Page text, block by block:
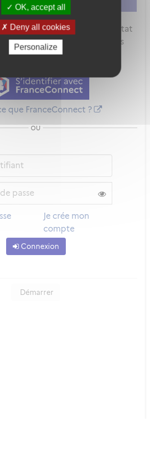
OK, accept all
Deny all cookies
Personalize
la solution proposée par l'Etat
et simplifier la connexion à vos
services en ligne.
que FranceConnect ?
ou
Je crée mon
compte
Connexion
Démarrer